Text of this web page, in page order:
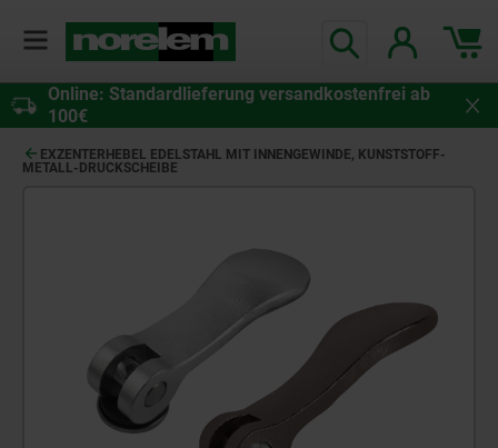
Online: Standardlieferung versandkostenfrei ab
100€
EXZENTERHEBEL EDELSTAHL MIT INNENGEWINDE, KUNSTSTOFF-
METALL-DRUCKSCHEIBE